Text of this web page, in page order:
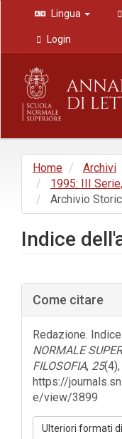
Navigazione
principale
Contenuto
principale
Barra
laterale
Lingua
Login
Home
Archivi
1995: III
Archivio
Indice
Barra
laterale
dell'articolo
Come citare
Redazione. Indice
NORMALE
FILOSOFIA, 25
https://
e/view/3899
Ulteriori formati